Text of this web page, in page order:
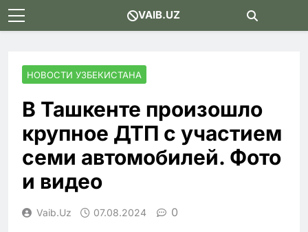
Skip
to
VAIB.UZ
НОВОСТИ УЗБЕКИСТАНА
В Ташкенте произошло
крупное ДТП с участием
семи автомобилей. Фото
и видео
Vaib.uz 07.08.2024 0